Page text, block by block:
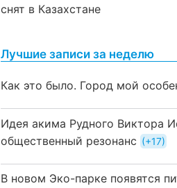
снят в Казахстане
Лучшие записи за неделю
Как это было. Город мой
Идея акима Рудного Виктора
общественный резонанс
+17
В новом Эко-парке появятся